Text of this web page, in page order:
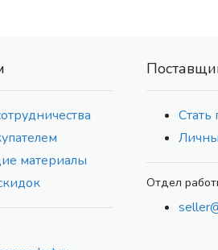
материалы
Стать
Отдел